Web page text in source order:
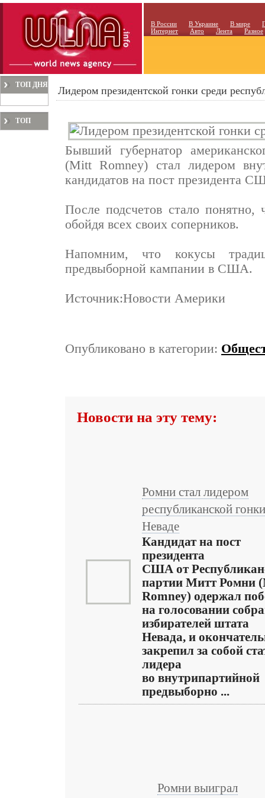
В России В Украине В мире
Интернет
Авто Лента Разное
ТОП ДНЯ
ТОП
Лидером президентской гонки среди
Бывший губернатор
(Mitt Romney) стал лидером
кандидатов на пост президента
После подсчетов стало
обойдя всех своих соперников.
Напомним, что кокусы
предвыборной кампании в США.
Источник:Новости Америки
Опубликовано в категории:
Новости на эту тему:
Ромни стал лидером
республиканской
Неваде
Кандидат на пост
президента
США от
партии Митт Ромни
Romney) одержал
на голосовании
избирателей штата
Невада, и
закрепил за собой
лидера
во внутрипартийной
предвыборно ...
Ромни выиграл